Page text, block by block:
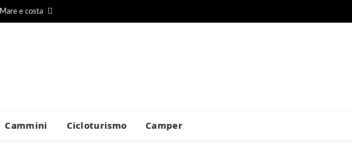
Mare e costa
Cammini Cicloturismo Camper